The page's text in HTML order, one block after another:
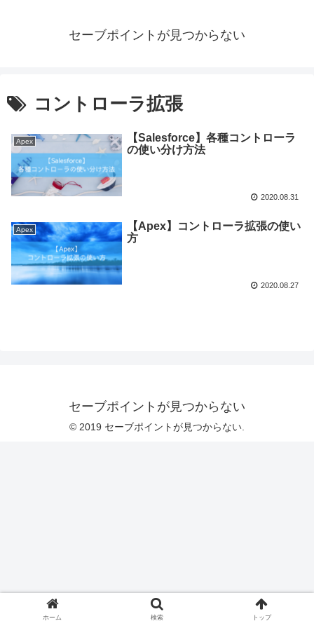
セーブポイントが見つからない
コントローラ拡張
Apex
【Salesforce】各種コントローラ
の使い分け方法
2020.08.31
Apex
【Apex】コントローラ拡張の使い
方
2020.08.27
セーブポイントが見つからない
© 2019 セーブポイントが見つからない.
ホーム 検索 トップ